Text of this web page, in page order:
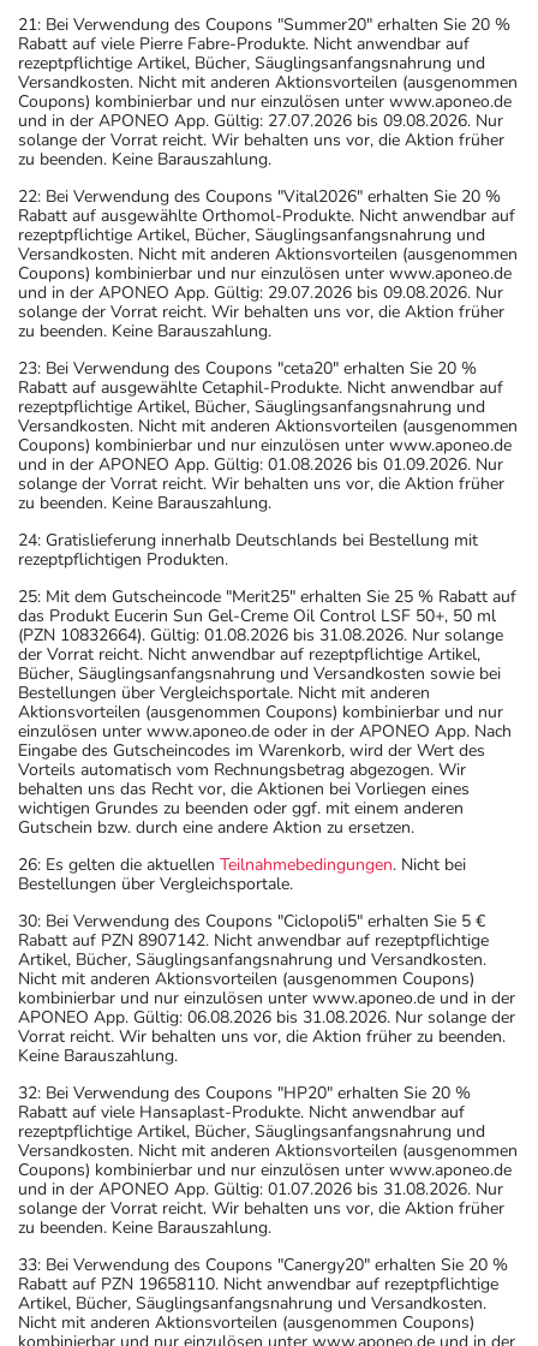
21: Bei Verwendung des Coupons "Summer20" erhalten Sie 20 %
Rabatt auf viele Pierre Fabre-Produkte. Nicht anwendbar auf
rezeptpflichtige Artikel, Bücher, Säuglingsanfangsnahrung und
Versandkosten. Nicht mit anderen Aktionsvorteilen (ausgenommen
Coupons) kombinierbar und nur einzulösen unter www.aponeo.de
und in der APONEO App. Gültig: 27.07.2026 bis 09.08.2026. Nur
solange der Vorrat reicht. Wir behalten uns vor, die Aktion früher
zu beenden. Keine Barauszahlung.
22: Bei Verwendung des Coupons "Vital2026" erhalten Sie 20 %
Rabatt auf ausgewählte Orthomol-Produkte. Nicht anwendbar auf
rezeptpflichtige Artikel, Bücher, Säuglingsanfangsnahrung und
Versandkosten. Nicht mit anderen Aktionsvorteilen (ausgenommen
Coupons) kombinierbar und nur einzulösen unter www.aponeo.de
und in der APONEO App. Gültig: 29.07.2026 bis 09.08.2026. Nur
solange der Vorrat reicht. Wir behalten uns vor, die Aktion früher
zu beenden. Keine Barauszahlung.
23: Bei Verwendung des Coupons "ceta20" erhalten Sie 20 %
Rabatt auf ausgewählte Cetaphil-Produkte. Nicht anwendbar auf
rezeptpflichtige Artikel, Bücher, Säuglingsanfangsnahrung und
Versandkosten. Nicht mit anderen Aktionsvorteilen (ausgenommen
Coupons) kombinierbar und nur einzulösen unter www.aponeo.de
und in der APONEO App. Gültig: 01.08.2026 bis 01.09.2026. Nur
solange der Vorrat reicht. Wir behalten uns vor, die Aktion früher
zu beenden. Keine Barauszahlung.
24: Gratislieferung innerhalb Deutschlands bei Bestellung mit
rezeptpflichtigen Produkten.
25: Mit dem Gutscheincode "Merit25" erhalten Sie 25 % Rabatt auf
das Produkt Eucerin Sun Gel-Creme Oil Control LSF 50+, 50 ml
(PZN 10832664). Gültig: 01.08.2026 bis 31.08.2026. Nur solange
der Vorrat reicht. Nicht anwendbar auf rezeptpflichtige Artikel,
Bücher, Säuglingsanfangsnahrung und Versandkosten sowie bei
Bestellungen über Vergleichsportale. Nicht mit anderen
Aktionsvorteilen (ausgenommen Coupons) kombinierbar und nur
einzulösen unter www.aponeo.de oder in der APONEO App. Nach
Eingabe des Gutscheincodes im Warenkorb, wird der Wert des
Vorteils automatisch vom Rechnungsbetrag abgezogen. Wir
behalten uns das Recht vor, die Aktionen bei Vorliegen eines
wichtigen Grundes zu beenden oder ggf. mit einem anderen
Gutschein bzw. durch eine andere Aktion zu ersetzen.
26: Es gelten die aktuellen Teilnahmebedingungen. Nicht bei
Bestellungen über Vergleichsportale.
30: Bei Verwendung des Coupons "Ciclopoli5" erhalten Sie 5 €
Rabatt auf PZN 8907142. Nicht anwendbar auf rezeptpflichtige
Artikel, Bücher, Säuglingsanfangsnahrung und Versandkosten.
Nicht mit anderen Aktionsvorteilen (ausgenommen Coupons)
kombinierbar und nur einzulösen unter www.aponeo.de und in der
APONEO App. Gültig: 06.08.2026 bis 31.08.2026. Nur solange der
Vorrat reicht. Wir behalten uns vor, die Aktion früher zu beenden.
Keine Barauszahlung.
32: Bei Verwendung des Coupons "HP20" erhalten Sie 20 %
Rabatt auf viele Hansaplast-Produkte. Nicht anwendbar auf
rezeptpflichtige Artikel, Bücher, Säuglingsanfangsnahrung und
Versandkosten. Nicht mit anderen Aktionsvorteilen (ausgenommen
Coupons) kombinierbar und nur einzulösen unter www.aponeo.de
und in der APONEO App. Gültig: 01.07.2026 bis 31.08.2026. Nur
solange der Vorrat reicht. Wir behalten uns vor, die Aktion früher
zu beenden. Keine Barauszahlung.
33: Bei Verwendung des Coupons "Canergy20" erhalten Sie 20 %
Rabatt auf PZN 19658110. Nicht anwendbar auf rezeptpflichtige
Artikel, Bücher, Säuglingsanfangsnahrung und Versandkosten.
Nicht mit anderen Aktionsvorteilen (ausgenommen Coupons)